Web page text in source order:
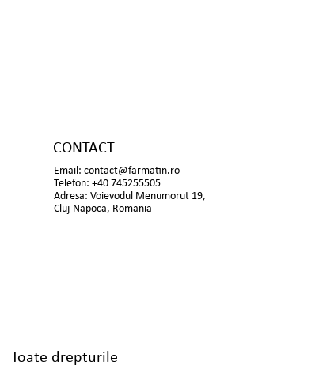
Toate drepturile
CONTACT
Email:contact@farmatin.ro
Telefon: +40 745255505
Adresa: Voievodul Menumorut 19,
Cluj-Napoca, Romania